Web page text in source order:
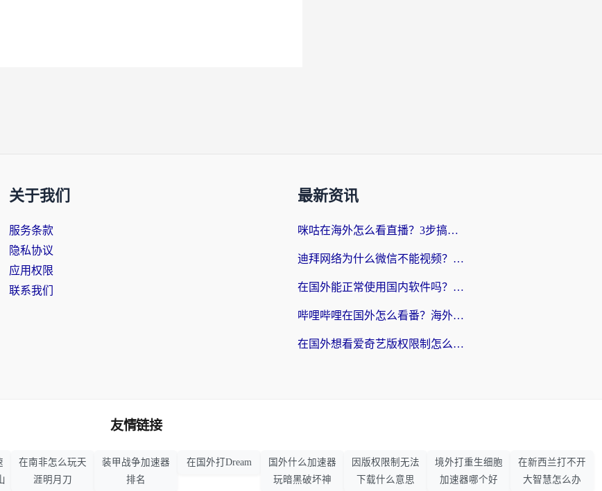
关于我们
服务条款
隐私协议
应用权限
联系我们
最新资讯
咪咕在海外怎么看直播？3步搞定地域限制，还能畅看腾讯视频与国内热剧
迪拜网络为什么微信不能视频？海外党必看的回国加速全攻略
在国外能正常使用国内软件吗？海外党亲测有效的无缝访问指南
哔哩哔哩在国外怎么看番？海外党追剧看片的终极解决方案
在国外想看爱奇艺版权限制怎么办？海外华人必看的追剧自由指南
友情链接
在南非怎么玩天
涯明月刀
装甲战争加速器
排名
在国外打Dream
国外什么加速器
玩暗黑破坏神
因版权限制无法
下载什么意思
境外打重生细胞
加速器哪个好
在新西兰打不开
大智慧怎么办